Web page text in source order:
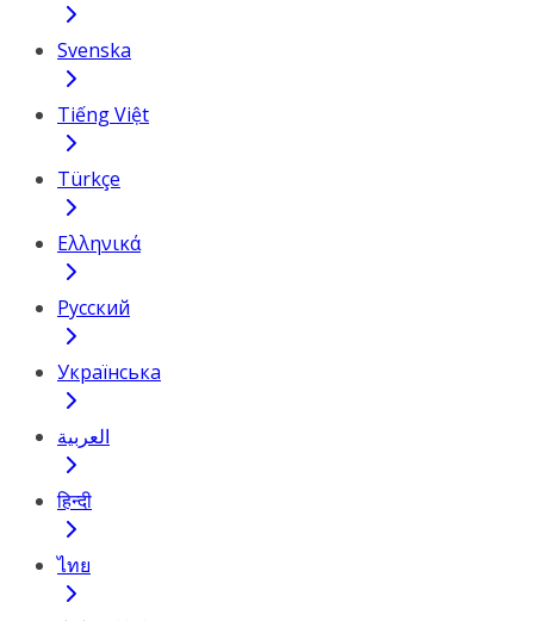
Svenska
Tiếng Việt
Türkçe
Ελληνικά
Русский
Українська
العربية
हिन्दी
ไทย